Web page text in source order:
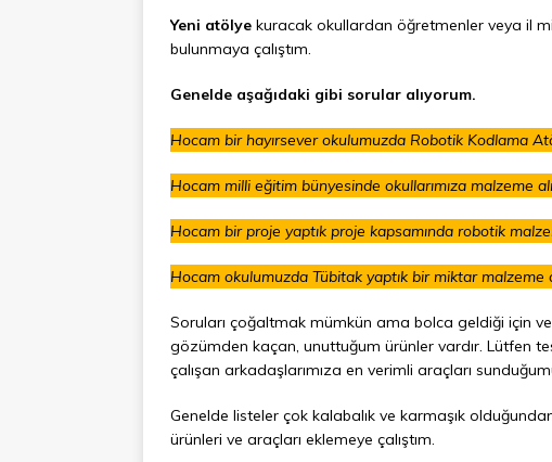
Yeni atölye kuracak okullardan öğretmenler veya il
bulunmaya çalıştım.
Genelde aşağıdaki gibi sorular alıyorum.
Hocam bir hayırsever okulumuzda Robotik Kodlama
Hocam milli eğitim bünyesinde okullarımıza malzeme
Hocam bir proje yaptık proje kapsamında robotik
Hocam okulumuzda Tübitak yaptık bir miktar malzeme
Soruları çoğaltmak mümkün ama bolca geldiği için
gözümden kaçan, unuttuğum ürünler vardır. Lütfen
çalışan arkadaşlarımıza en verimli araçları
Genelde listeler çok kalabalık ve karmaşık
ürünleri ve araçları eklemeye çalıştım.